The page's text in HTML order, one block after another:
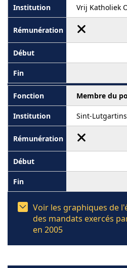
Vrij Katholiek
Membre du
Sint-
Voir les graphiques de
des mandats exercés
en 2005